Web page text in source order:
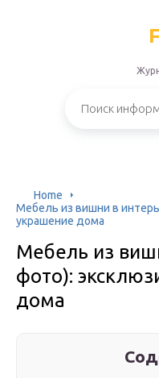
Home
Мебель из вишни в
украшение дома
Мебель из
фото):
дома